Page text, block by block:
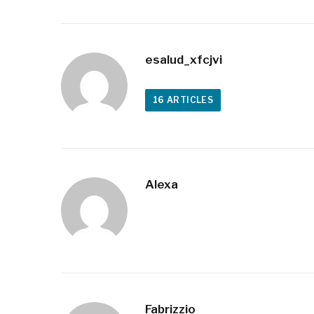
esalud_xfcjvi
16 ARTICLES
Alexa
Fabrizzio